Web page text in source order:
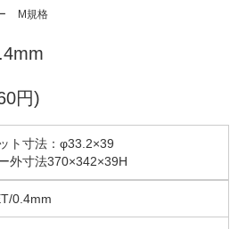
M規格
円)
ト寸法：φ33.2×39
外寸法370×342×39H
0.4mm